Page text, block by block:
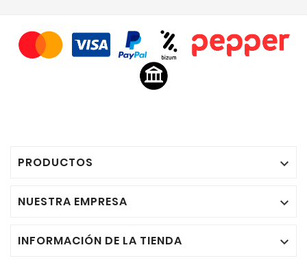
PRODUCTOS 
NUESTRA EMPRESA 
INFORMACIÓN DE LA TIENDA 